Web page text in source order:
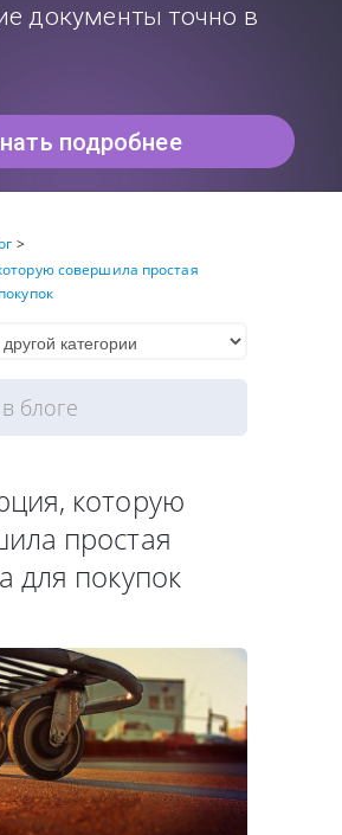
документы точно в
подробнее
>
совершила простая
которую
простая
для покупок